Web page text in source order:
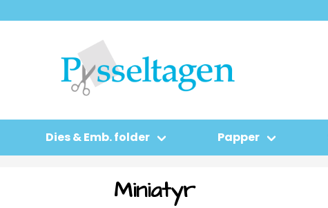
Dies & Emb. folder Papper
Miniatyr